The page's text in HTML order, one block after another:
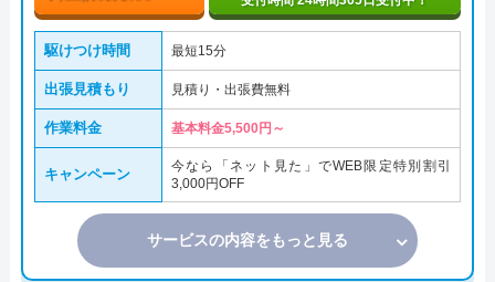
駆けつけ時間 最短15分
出張見積もり 見積り・出張費無料
作業料金 基本料金5,500円～
キャンペーン
今なら「ネット見た」でWEB限定特別割引
3,000円OFF
サービスの内容をもっと見る